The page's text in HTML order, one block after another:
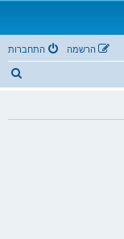
התחברות הרשמה